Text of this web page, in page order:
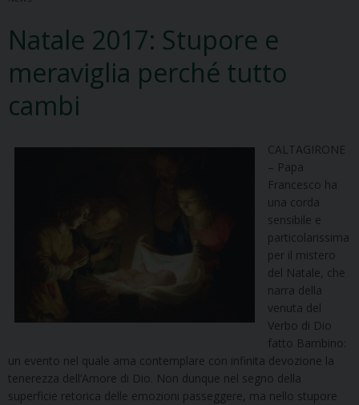
Natale 2017: Stupore e
meraviglia perché tutto
cambi
CALTAGIRONE
– Papa
Francesco ha
una corda
sensibile e
particolarissima
per il mistero
del Natale, che
narra della
venuta del
Verbo di Dio
fatto Bambino:
un evento nel quale ama contemplare con infinita devozione la
tenerezza dell’Amore di Dio. Non dunque nel segno della
superficie retorica delle emozioni passeggere, ma nello stupore